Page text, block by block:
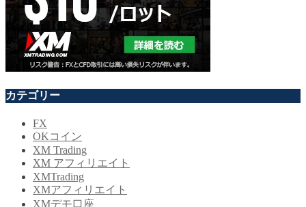
カテゴリー
FX
OKコイン
XM Trading
XM アフィリエイト
XMTrading
XMアフィリエイト
XMデモ口座